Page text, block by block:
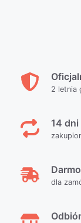
2 letnia
14
dla